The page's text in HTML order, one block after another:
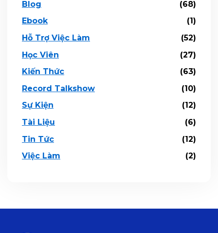
Blog
(68)
Ebook
(1)
Hỗ Trợ Việc Làm
(52)
Học Viên
(27)
Kiến Thức
(63)
Record Talkshow
(10)
Sự Kiện
(12)
Tài Liệu
(6)
Tin Tức
(12)
Việc Làm
(2)